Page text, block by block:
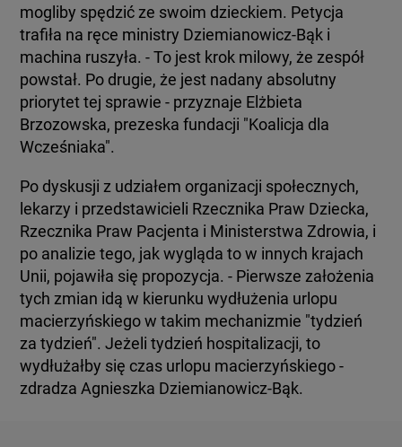
mogliby spędzić ze swoim dzieckiem. Petycja
trafiła na ręce ministry Dziemianowicz-Bąk i
machina ruszyła. - To jest krok milowy, że zespół
powstał. Po drugie, że jest nadany absolutny
priorytet tej sprawie - przyznaje Elżbieta
Brzozowska, prezeska fundacji "Koalicja dla
Wcześniaka".
Po dyskusji z udziałem organizacji społecznych,
lekarzy i przedstawicieli Rzecznika Praw Dziecka,
Rzecznika Praw Pacjenta i Ministerstwa Zdrowia, i
po analizie tego, jak wygląda to w innych krajach
Unii, pojawiła się propozycja. - Pierwsze założenia
tych zmian idą w kierunku wydłużenia urlopu
macierzyńskiego w takim mechanizmie "tydzień
za tydzień". Jeżeli tydzień hospitalizacji, to
wydłużałby się czas urlopu macierzyńskiego -
zdradza Agnieszka Dziemianowicz-Bąk.